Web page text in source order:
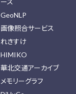
ース
GeoNLP
画像照合サービス
れきすけ
HIMIKO
華北交通アーカイブ
メモリーグラフ